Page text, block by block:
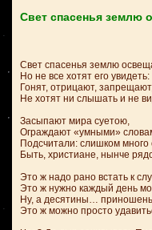
Свет спасенья землю
Свет спасенья землю
Но не все хотят его увидеть:
Гонят, отрицают,
Не хотят ни слышать и не
Засыпают мира суетою,
Ограждают «умными»
Подсчитали: слишком много
Быть, христиане, нынче
Это ж надо рано встать к
Это ж нужно каждый день
Ну, а десятины…
Это ж можно просто